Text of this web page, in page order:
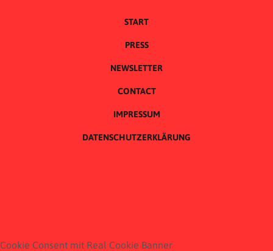
START
PRESS
NEWSLETTER
CONTACT
IMPRESSUM
DATENSCHUTZERKLÄRUNG
Cookie Consent mit Real Cookie Banner